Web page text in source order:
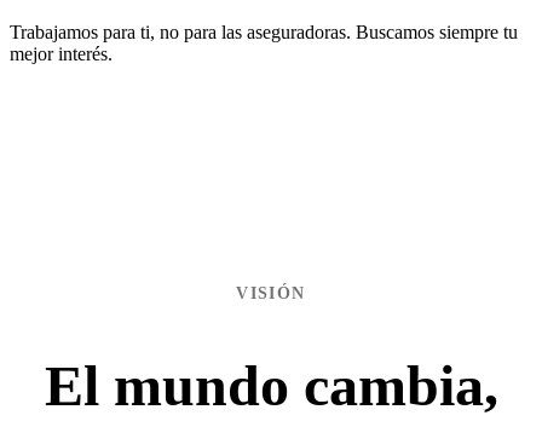
Trabajamos para ti, no para las aseguradoras. Buscamos siempre tu
mejor interés.
VISIÓN
El mundo cambia,